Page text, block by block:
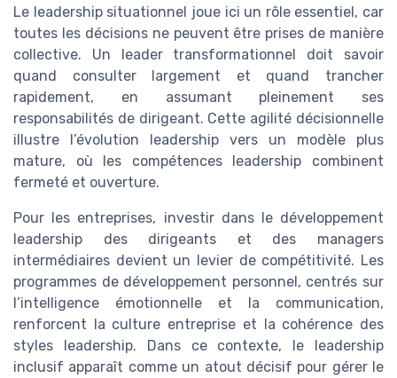
Le leadership situationnel joue ici un rôle essentiel, car
toutes les décisions ne peuvent être prises de manière
collective. Un leader transformationnel doit savoir
quand consulter largement et quand trancher
rapidement, en assumant pleinement ses
responsabilités de dirigeant. Cette agilité décisionnelle
illustre l’évolution leadership vers un modèle plus
mature, où les compétences leadership combinent
fermeté et ouverture.
Pour les entreprises, investir dans le développement
leadership des dirigeants et des managers
intermédiaires devient un levier de compétitivité. Les
programmes de développement personnel, centrés sur
l’intelligence émotionnelle et la communication,
renforcent la culture entreprise et la cohérence des
styles leadership. Dans ce contexte, le leadership
inclusif apparaît comme un atout décisif pour gérer le